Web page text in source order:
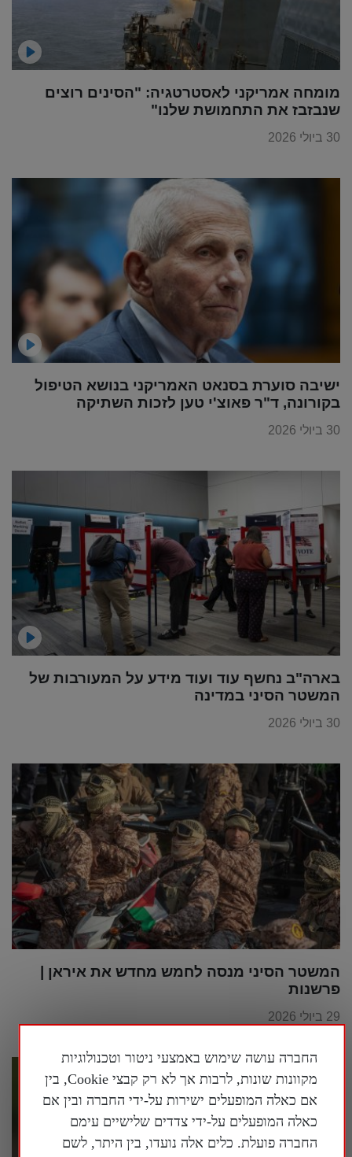
מומחה אמריקני לאסטרטגיה: "הסינים רוצים
שנבזבז את התחמושת שלנו"
30 ביולי 2026
ישיבה סוערת בסנאט האמריקני בנושא הטיפול
בקורונה, ד"ר פאוצ'י טען לזכות השתיקה
30 ביולי 2026
בארה"ב נחשף עוד ועוד מידע על המעורבות של
המשטר הסיני במדינה
30 ביולי 2026
המשטר הסיני מנסה לחמש מחדש את איראן |
פרשנות
29 ביולי 2026
החברה עושה שימוש באמצעי ניטור וטכנולוגיות
מקוונות שונות, לרבות אך לא רק קבצי Cookie, בין
אם כאלה המופעלים ישירות על-ידי החברה ובין אם
כאלה המופעלים על-ידי צדדים שלישיים עימם
החברה פועלת. כלים אלה נועדו, בין היתר, לשם